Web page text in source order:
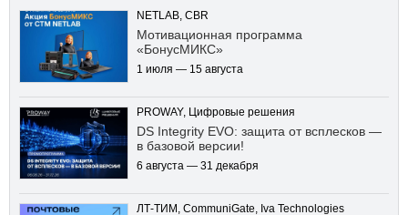
NETLAB, CBR
Мотивационная программа
«БонусМИКС»
1 июля — 15 августа
PROWAY, Цифровые решения
DS Integrity EVO: защита от всплесков —
в базовой версии!
6 августа — 31 декабря
ЛТ-ТИМ, CommuniGate, Iva Technologies